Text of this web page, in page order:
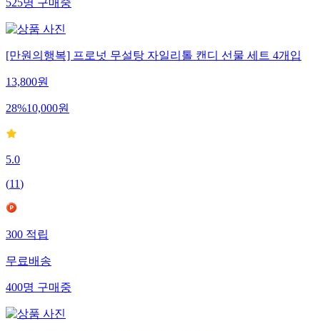
525명구매중
[만원의행복] 프로넛 무설탕 자일리톨 캔디 선물 세트 4개입
13,800원
28%10,000원
5.0
(11)
300적립
무료배송
400명구매중